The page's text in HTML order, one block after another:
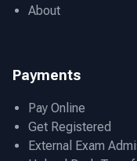
About
Payments
Pay Online
Get Registered
External Exam